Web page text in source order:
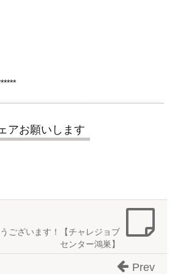
アお願いします
ございます！【チャレジョブ
センター鴻巣】
Prev